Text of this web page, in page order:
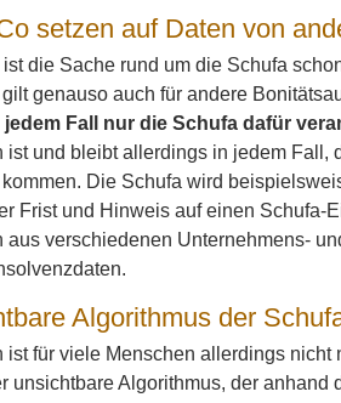
setzen auf Daten von
die Sache rund um die Schufa
genauso auch für andere
jedem Fall nur die Schufa dafür
ist und bleibt allerdings in jedem
Die Schufa wird
Frist und Hinweis auf einen Schufa-
aus verschiedenen Unternehmens-
Algorithmus der
ist für viele Menschen allerdings
unsichtbare Algorithmus, der